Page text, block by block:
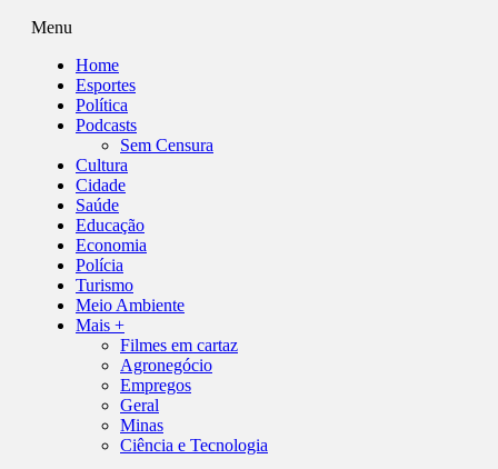
Menu
Home
Esportes
Política
Podcasts
Sem Censura
Cultura
Cidade
Saúde
Educação
Economia
Polícia
Turismo
Meio Ambiente
Mais +
Filmes em cartaz
Agronegócio
Empregos
Geral
Minas
Ciência e Tecnologia